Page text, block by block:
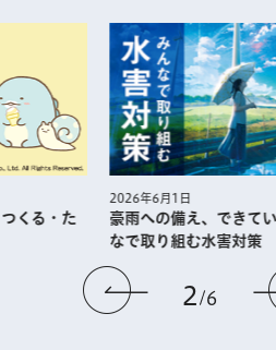
前のスラ
2 6
くる・た
2026年6月1日
豪雨への備え、できて
なで取り組む水害対策